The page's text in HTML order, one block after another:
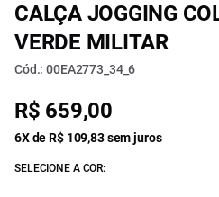
CALÇA JOGGING
VERDE MILITAR
Cód.: 00EA2773_34_6
R$ 659,00
6X de R$ 109,83 sem juros
SELECIONE A COR: